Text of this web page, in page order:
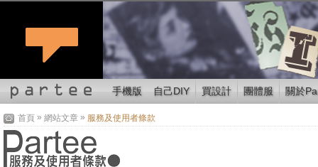
手機版 自己DIY 買設計 團體服 關於
首頁 » 網站文章 » 服務及使用者條款